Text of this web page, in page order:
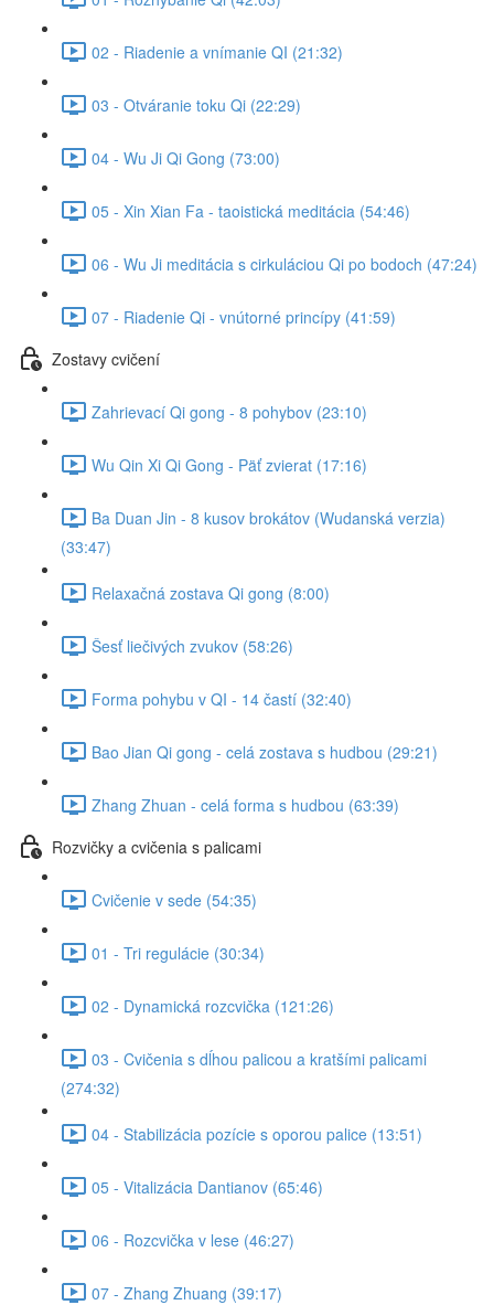
02 - Riadenie a vnímanie QI (21:32)
03 - Otváranie toku Qi (22:29)
04 - Wu Ji Qi Gong (73:00)
05 - Xin Xian Fa - taoistická meditácia (54:46)
06 - Wu Ji meditácia s cirkuláciou Qi po bodoch (47:24)
07 - Riadenie Qi - vnútorné princípy (41:59)
Zostavy cvičení
Zahrievací Qi gong - 8 pohybov (23:10)
Wu Qin Xi Qi Gong - Päť zvierat (17:16)
Ba Duan Jin - 8 kusov brokátov (Wudanská verzia)
(33:47)
Relaxačná zostava Qi gong (8:00)
Šesť liečivých zvukov (58:26)
Forma pohybu v QI - 14 častí (32:40)
Bao Jian Qi gong - celá zostava s hudbou (29:21)
Zhang Zhuan - celá forma s hudbou (63:39)
Rozvičky a cvičenia s palicami
Cvičenie v sede (54:35)
01 - Tri regulácie (30:34)
02 - Dynamická rozcvička (121:26)
03 - Cvičenia s dĺhou palicou a kratšími palicami
(274:32)
04 - Stabilizácia pozície s oporou palice (13:51)
05 - Vitalizácia Dantianov (65:46)
06 - Rozcvička v lese (46:27)
07 - Zhang Zhuang (39:17)